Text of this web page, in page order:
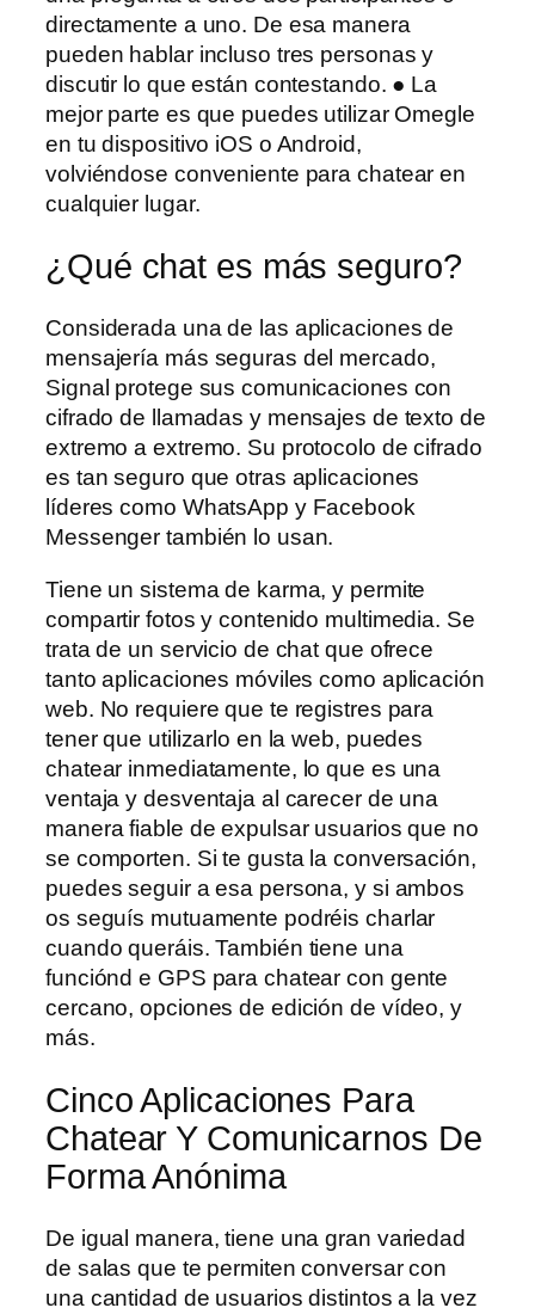
directamente a uno. De esa manera
pueden hablar incluso tres personas y
discutir lo que están contestando. ● La
mejor parte es que puedes utilizar Omegle
en tu dispositivo iOS o Android,
volviéndose conveniente para chatear en
cualquier lugar.
¿Qué chat es más seguro?
Considerada una de las aplicaciones de
mensajería más seguras del mercado,
Signal protege sus comunicaciones con
cifrado de llamadas y mensajes de texto de
extremo a extremo. Su protocolo de cifrado
es tan seguro que otras aplicaciones
líderes como WhatsApp y Facebook
Messenger también lo usan.
Tiene un sistema de karma, y permite
compartir fotos y contenido multimedia. Se
trata de un servicio de chat que ofrece
tanto aplicaciones móviles como aplicación
web. No requiere que te registres para
tener que utilizarlo en la web, puedes
chatear inmediatamente, lo que es una
ventaja y desventaja al carecer de una
manera fiable de expulsar usuarios que no
se comporten. Si te gusta la conversación,
puedes seguir a esa persona, y si ambos
os seguís mutuamente podréis charlar
cuando queráis. También tiene una
funciónd e GPS para chatear con gente
cercano, opciones de edición de vídeo, y
más.
Cinco Aplicaciones Para
Chatear Y Comunicarnos De
Forma Anónima
De igual manera, tiene una gran variedad
de salas que te permiten conversar con
una cantidad de usuarios distintos a la vez